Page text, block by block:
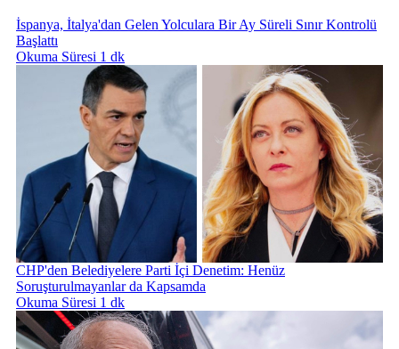
İspanya, İtalya'dan Gelen Yolculara Bir Ay Süreli Sınır Kontrolü
Başlattı
Okuma Süresi 1 dk
CHP'den Belediyelere Parti İçi Denetim: Henüz
Soruşturulmayanlar da Kapsamda
Okuma Süresi 1 dk